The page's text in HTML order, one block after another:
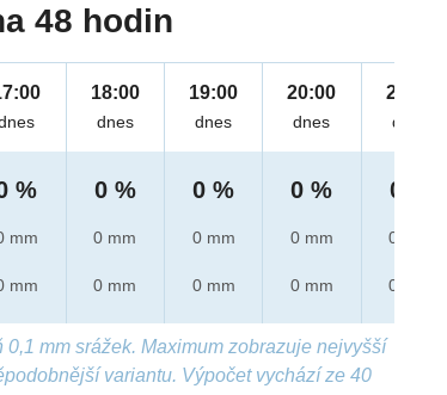
48 hodin
%
mm
mm
18:00
dnes
0 %
0 mm
0 mm
19:00
dnes
0 %
0 mm
0 mm
20:00
dnes
0 %
0 mm
0 mm
21:00
dnes
0 %
0 mm
0 mm
mm srážek. Maximum zobrazuje nejvyšší
variantu. Výpočet vychází ze 40